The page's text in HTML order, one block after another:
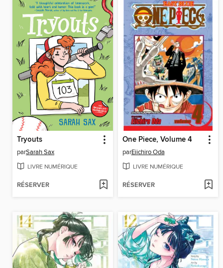
Tryouts
parSarah Sax
LIVRE NUMÉRIQUE
RÉSERVER
One Piece, Volume 4
parEiichiro Oda
LIVRE NUMÉRIQUE
RÉSERVER